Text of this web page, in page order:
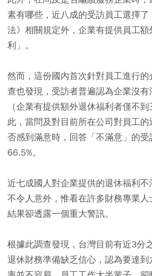
素有哪些，近八成的受訪員工選擇了
法》相關規定外，企業有提供員工額
利」。
然而，這份國內首次針對員工進行
查也發現，受訪者普遍認為企業沒
（企業有提供額外退休福利者僅不
此，當問及對目前所在公司對員工
否感到滿意時，回答「不滿意」的受
66.5%。
近七成國人對企業提供的退休福利不
不令人意外，惟看在許多財務專業
結果卻透露一個重大警訊。
根據此調查發現，台灣目前有近3分
退休財務準備缺乏信心，認為要達